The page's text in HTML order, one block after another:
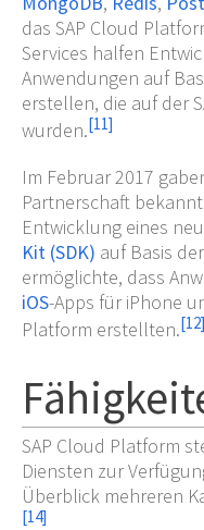
das SAP Cloud
Services halfen
Anwendungen auf
erstellen, die auf der
wurden.[11]
Im Februar 2017
Partnerschaft
Entwicklung eines
Kit (SDK) auf Basis
ermöglichte, dass
iOS-Apps für iPhone
Platform erstellten.[12]
SAP Cloud Platform
Diensten zur
Überblick mehreren
[14]